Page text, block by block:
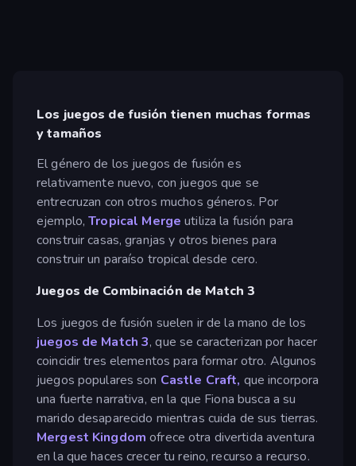
Los juegos de fusión tienen muchas formas
y tamaños
El género de los juegos de fusión es
relativamente nuevo, con juegos que se
entrecruzan con otros muchos géneros. Por
ejemplo,Tropical Merge utiliza la fusión para
construir casas, granjas y otros bienes para
construir un paraíso tropical desde cero.
Juegos de Combinación de Match 3
Los juegos de fusión suelen ir de la mano de los
juegos de Match 3, que se caracterizan por hacer
coincidir tres elementos para formar otro. Algunos
juegos populares son Castle Craft, que incorpora
una fuerte narrativa, en la que Fiona busca a su
marido desaparecido mientras cuida de sus tierras.
Mergest Kingdom ofrece otra divertida aventura
en la que haces crecer tu reino, recurso a recurso.